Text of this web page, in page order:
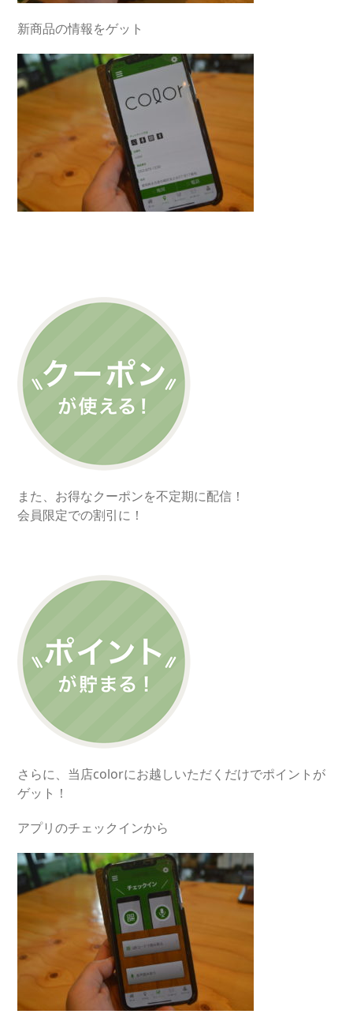
新商品の情報をゲット
また、お得なクーポンを不定期に配信！
会員限定での割引に！
さらに、当店colorにお越しいただくだけでポイントが
ゲット！
アプリのチェックインから